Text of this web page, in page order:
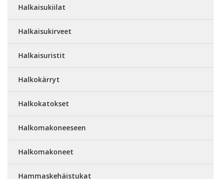
Halkaisukiilat
Halkaisukirveet
Halkaisuristit
Halkokärryt
Halkokatokset
Halkomakoneeseen
Halkomakoneet
Hammaskehäistukat